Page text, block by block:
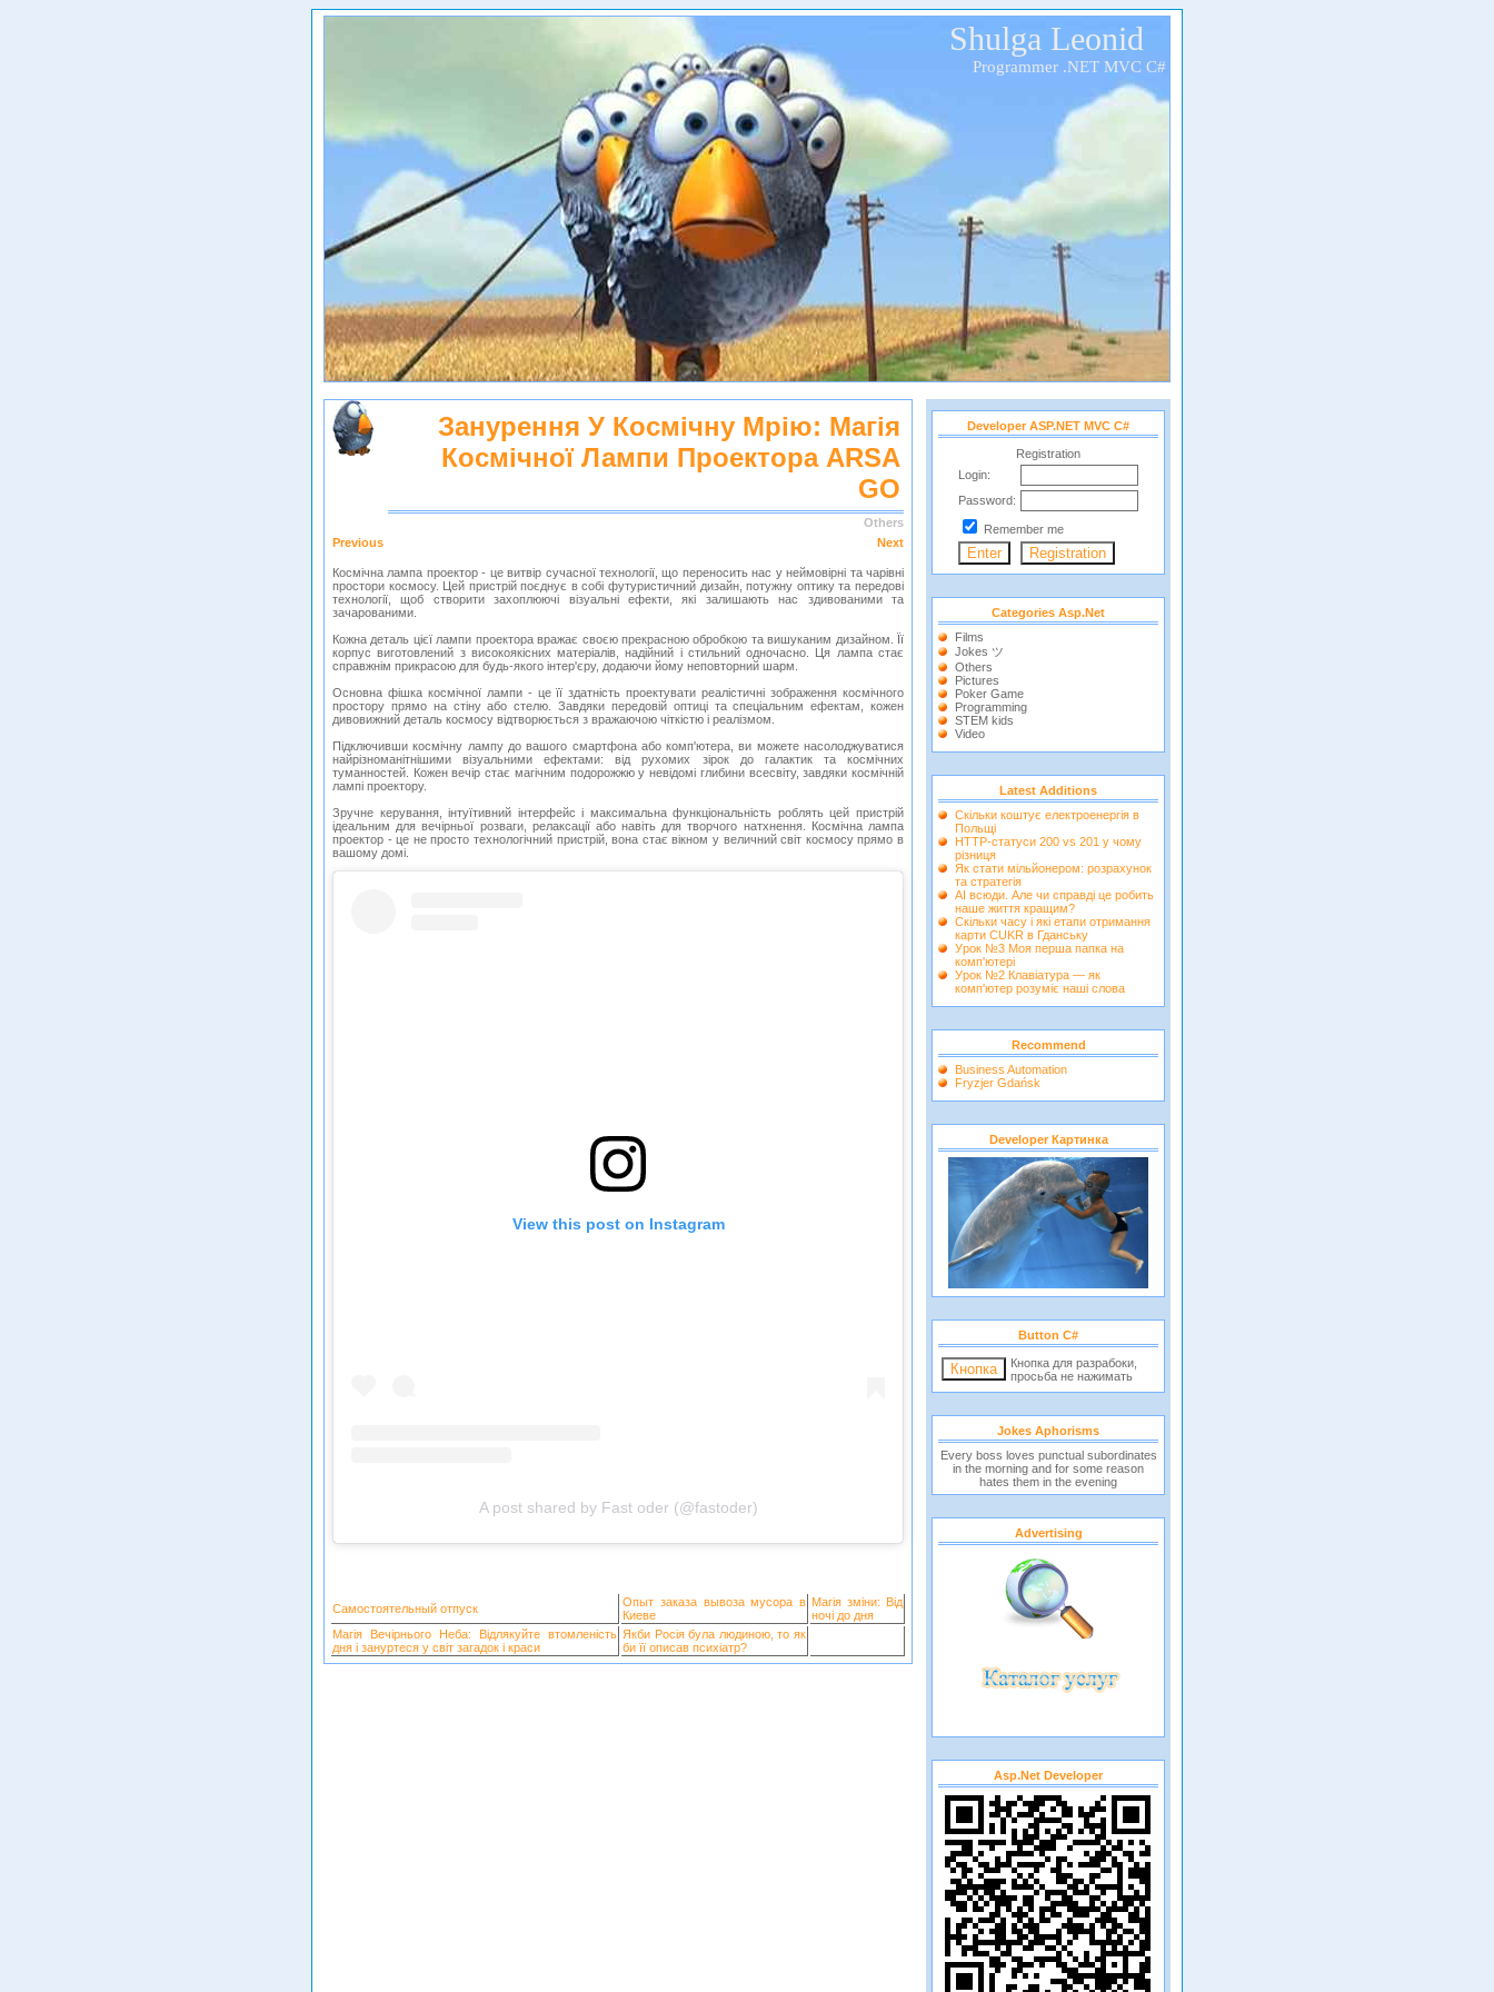
Shulga Leonid
Programmer .NET MVC C#
Developer ASP.NET MVC C#
Registration
Login:
Password:
Remember me
Categories Asp.net
Films
Jokes ツ
Others
Pictures
Poker Game
Programming
STEM kids
Video
Latest Additions
Скільки коштує електроенергія в
Польщі
HTTP-статуси 200 vs 201 у чому
різниця
Як стати мільйонером: розрахунок
та стратегія
AI всюди. Але чи справді це робить
наше життя кращим?
Скільки часу і які етапи отримання
карти CUKR в Гданську
Урок №3 Моя перша папка на
комп'ютері
Урок №2 Клавіатура — як
комп'ютер розуміє наші слова
Recommend
Business Automation
Fryzjer Gdańsk
Developer Картинка
Button C#
Кнопка для разрабоки,
просьба не нажимать
Jokes Aphorisms
Every boss loves punctual subordinates
in the morning and for some reason
hates them in the evening
Advertising
Asp.net Developer
Занурення У Космічну Мрію: Магія
Космічної Лампи Проектора ARSA
GO
Others
Previous
Next
Космічна лампа проектор - це витвір сучасної технології, що переносить нас у неймовірні та чарівні
простори космосу. Цей пристрій поєднує в собі футуристичний дизайн, потужну оптику та передові
технології, щоб створити захоплюючі візуальні ефекти, які залишають нас здивованими та
зачарованими.
Кожна деталь цієї лампи проектора вражає своєю прекрасною обробкою та вишуканим дизайном. Її
корпус виготовлений з високоякісних матеріалів, надійний і стильний одночасно. Ця лампа стає
справжнім прикрасою для будь-якого інтер'єру, додаючи йому неповторний шарм.
Основна фішка космічної лампи - це її здатність проектувати реалістичні зображення космічного
простору прямо на стіну або стелю. Завдяки передовій оптиці та спеціальним ефектам, кожен
дивовижний деталь космосу відтворюється з вражаючою чіткістю і реалізмом.
Підключивши космічну лампу до вашого смартфона або комп'ютера, ви можете насолоджуватися
найрізноманітнішими візуальними ефектами: від рухомих зірок до галактик та космічних
туманностей. Кожен вечір стає магічним подорожжю у невідомі глибини всесвіту, завдяки космічній
лампі проектору.
Зручне керування, інтуїтивний інтерфейс і максимальна функціональність роблять цей пристрій
ідеальним для вечірньої розваги, релаксації або навіть для творчого натхнення. Космічна лампа
проектор - це не просто технологічний пристрій, вона стає вікном у величний світ космосу прямо в
вашому домі.
View this post on Instagram
A post shared by Fast oder (@fastoder)
Самостоятельный отпуск
Опыт заказа вывоза мусора в
Киеве
Магія зміни: Від
ночі до дня
Магія Вечірнього Неба: Відлякуйте втомленість
дня і зануртеся у світ загадок і краси
Якби Росія була людиною, то як
би її описав психіатр?